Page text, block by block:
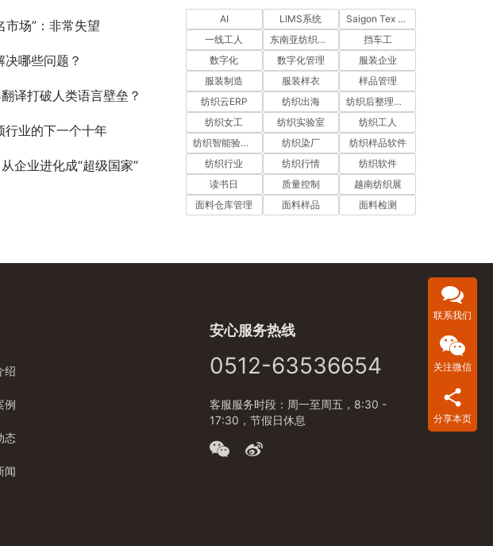
市场”：非常失望
哪些问题？
译打破人类语言壁垒？
行业的下一个十年
企业进化成“超级国家”
AI LIMS系统
Saigon Tex 2026
一线工人
东南亚纺织市场
挡车工
数字化
数字化管理
服装企业
服装制造
服装样衣
样品管理
纺织云ERP
纺织出海
纺织后整理软件
纺织女工
纺织实验室
纺织工人
纺织智能验布机系统
纺织染厂
纺织样品软件
纺织行业
纺织行情
纺织软件
读书日
质量控制
越南纺织展
面料仓库管理
面料样品 面料检测
绍
例
态
闻
安心服务热线
0512-63536654
客服服务时段：周一至周五，8:30 -
17:30，节假日休息
联系我们
关注微信
分享本页